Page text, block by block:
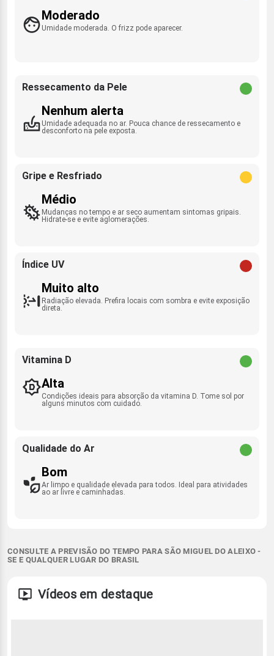
Moderado
Umidade moderada. O frizz pode aparecer.
Ressecamento da Pele
Nenhum alerta
Umidade adequada no ar. Pouca chance de ressecamento e
desconforto na pele exposta.
Gripe e Resfriado
Médio
Mudanças no tempo e ar seco aumentam sintomas gripais.
Hidrate-se e evite aglomerações.
Índice UV
Muito alto
Radiação elevada. Prefira locais com sombra e evite exposição
direta.
Vitamina D
Alta
Condições ideais para absorção da vitamina D. Tome sol por
alguns minutos com cuidado.
Qualidade do Ar
Bom
Ar limpo e qualidade elevada para todos. Ideal para atividades
ao ar livre e caminhadas.
CONSULTE A PREVISÃO DO TEMPO PARA SÃO MIGUEL DO ALEIXO -
SE E QUALQUER LUGAR DO BRASIL
Vídeos em destaque